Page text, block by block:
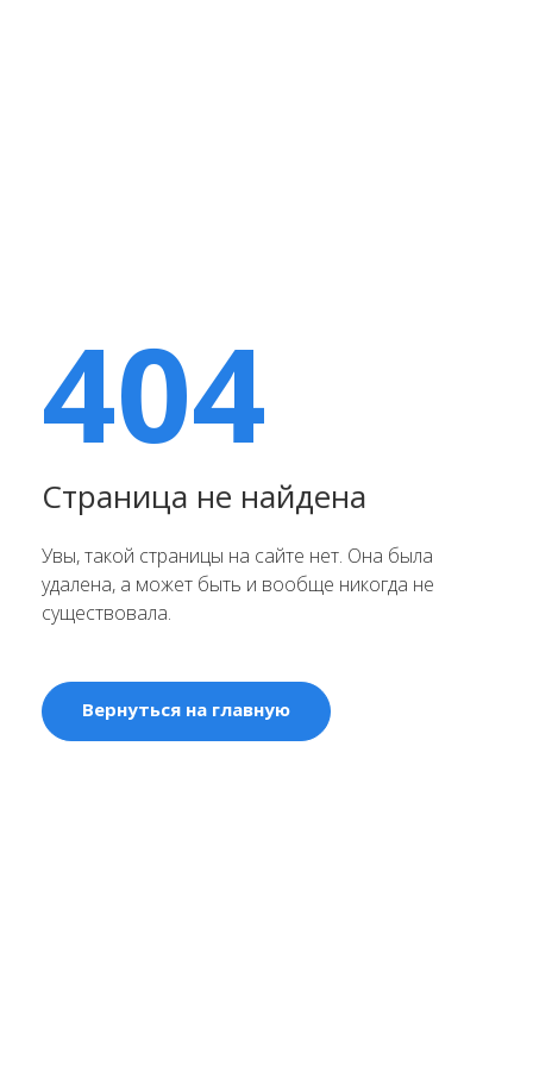
404
Страница не найдена
Увы, такой страницы на сайте нет. Она была
удалена, а может быть и вообще никогда не
существовала.
Вернуться на главную